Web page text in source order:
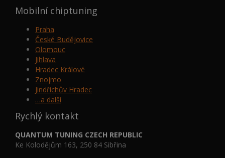
Mobilní chiptuning
Praha
České Budějovice
Olomouc
Jihlava
Hradec Králové
Znojmo
Jindřichův Hradec
…a další
Rychlý kontakt
QUANTUM TUNING CZECH REPUBLIC
Ke Kolodějům 163, 250 84 Sibřina